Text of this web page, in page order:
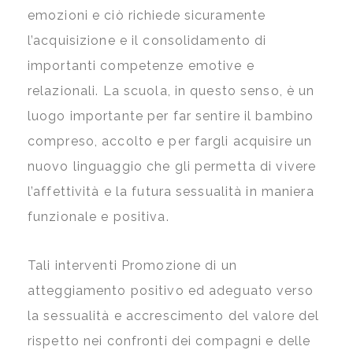
emozioni e ciò richiede sicuramente
l’acquisizione e il consolidamento di
importanti competenze emotive e
relazionali. La scuola, in questo senso, è un
luogo importante per far sentire il bambino
compreso, accolto e per fargli acquisire un
nuovo linguaggio che gli permetta di vivere
l’affettività e la futura sessualità in maniera
funzionale e positiva.
Tali interventi Promozione di un
atteggiamento positivo ed adeguato verso
la sessualità e accrescimento del valore del
rispetto nei confronti dei compagni e delle